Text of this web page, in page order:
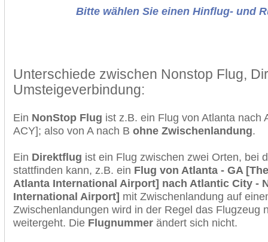
Bitte wählen Sie einen Hinflug- und
Unterschiede zwischen Nonstop Flug,
Umsteigeverbindung:
Ein NonStop Flug ist z.B. ein Flug von Atlanta nach
ACY]; also von A nach B ohne Zwischenlandung.
Ein Direktflug ist ein Flug zwischen zwei Orten, bei
stattfinden kann, z.B. ein Flug von Atlanta - GA
Atlanta International Airport] nach Atlantic City -
International Airport] mit Zwischenlandung auf
Zwischenlandungen wird in der Regel das Flugzeug
weitergeht. Die Flugnummer ändert sich nicht.